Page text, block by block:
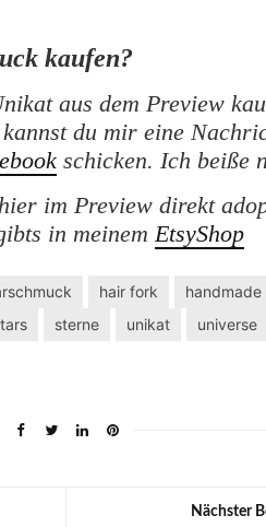
kaufen?
aus dem Preview
du mir eine
schicken. Ich beiße
im Preview direkt
in meinemEtsyShop
hair fork handmade
sterne unikat universe
Nächster